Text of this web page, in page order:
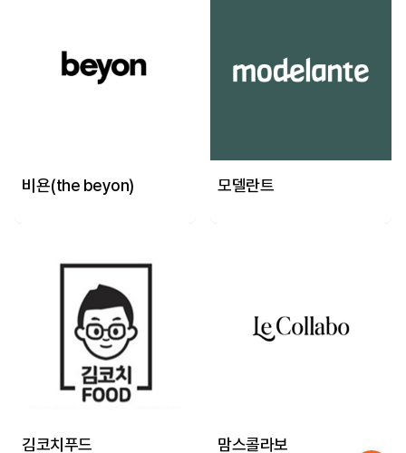
비욘(the beyon) 모델란트
김코치푸드 맘스콜라보